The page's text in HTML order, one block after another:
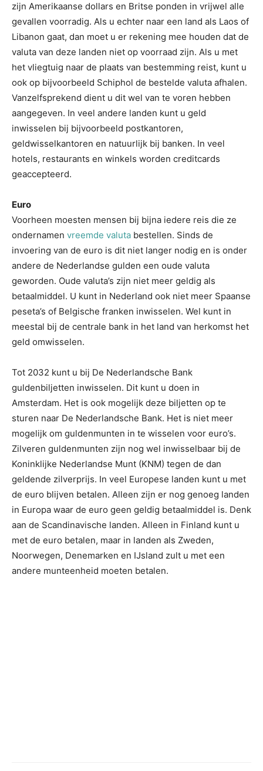
zijn Amerikaanse dollars en Britse ponden in vrijwel alle
gevallen voorradig. Als u echter naar een land als Laos of
Libanon gaat, dan moet u er rekening mee houden dat de
valuta van deze landen niet op voorraad zijn. Als u met
het vliegtuig naar de plaats van bestemming reist, kunt u
ook op bijvoorbeeld Schiphol de bestelde valuta afhalen.
Vanzelfsprekend dient u dit wel van te voren hebben
aangegeven. In veel andere landen kunt u geld
inwisselen bij bijvoorbeeld postkantoren,
geldwisselkantoren en natuurlijk bij banken. In veel
hotels, restaurants en winkels worden creditcards
geaccepteerd.
Euro
Voorheen moesten mensen bij bijna iedere reis die ze
ondernamen vreemde valuta bestellen. Sinds de
invoering van de euro is dit niet langer nodig en is onder
andere de Nederlandse gulden een oude valuta
geworden. Oude valuta’s zijn niet meer geldig als
betaalmiddel. U kunt in Nederland ook niet meer Spaanse
peseta’s of Belgische franken inwisselen. Wel kunt in
meestal bij de centrale bank in het land van herkomst het
geld omwisselen.
Tot 2032 kunt u bij De Nederlandsche Bank
guldenbiljetten inwisselen. Dit kunt u doen in
Amsterdam. Het is ook mogelijk deze biljetten op te
sturen naar De Nederlandsche Bank. Het is niet meer
mogelijk om guldenmunten in te wisselen voor euro’s.
Zilveren guldenmunten zijn nog wel inwisselbaar bij de
Koninklijke Nederlandse Munt (KNM) tegen de dan
geldende zilverprijs. In veel Europese landen kunt u met
de euro blijven betalen. Alleen zijn er nog genoeg landen
in Europa waar de euro geen geldig betaalmiddel is. Denk
aan de Scandinavische landen. Alleen in Finland kunt u
met de euro betalen, maar in landen als Zweden,
Noorwegen, Denemarken en IJsland zult u met een
andere munteenheid moeten betalen.